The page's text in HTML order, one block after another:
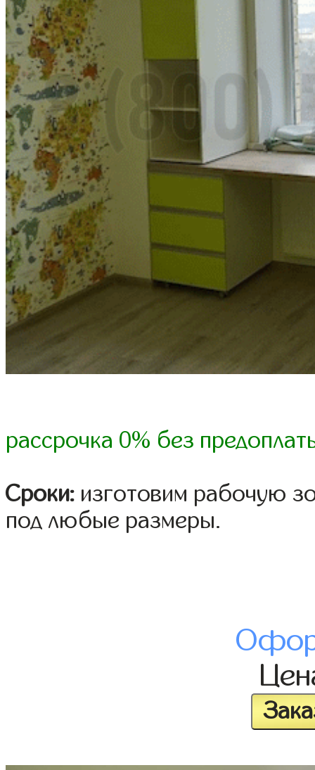
рассрочка 0% без
Сроки: изготовим рабочую
под любые размеры.